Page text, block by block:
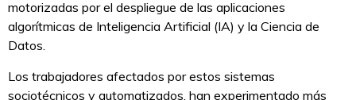
motorizadas por el despliegue de las aplicaciones
algorítmicas de Inteligencia Artificial (IA) y la Ciencia de
Datos.
Los trabajadores afectados por estos sistemas
sociotécnicos y automatizados, han experimentado más